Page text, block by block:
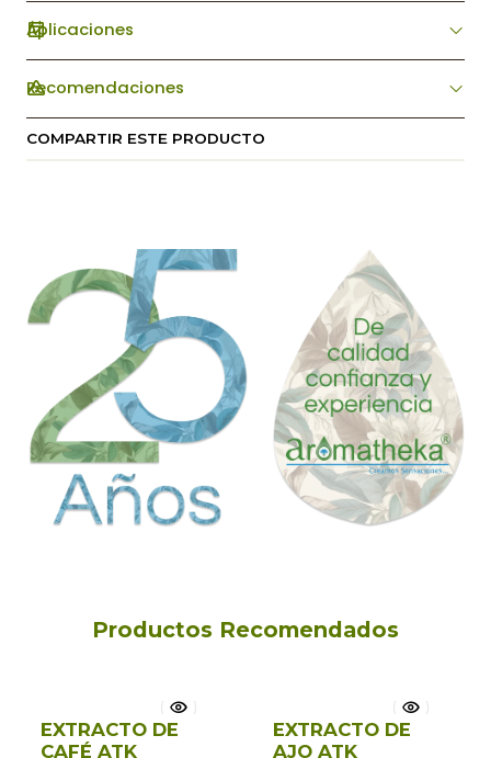
Aplicaciones
Recomendaciones
COMPARTIR ESTE PRODUCTO
Productos Recomendados
EXTRACTO DE
CAFÉ ATK
EXTRACTO DE
AJO ATK